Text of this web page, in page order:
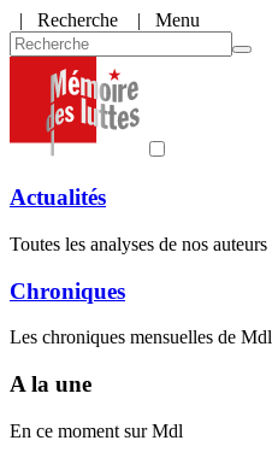
| Recherche | Menu
Actualités
Toutes les analyses de nos auteurs
Chroniques
Les chroniques mensuelles de Mdl
A la une
En ce moment sur Mdl